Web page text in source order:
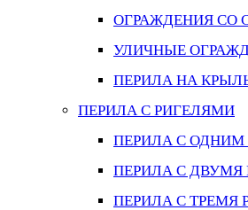
ОГРАЖДЕНИЯ СО
УЛИЧНЫЕ
ПЕРИЛА НА
ПЕРИЛА С РИГЕЛЯМИ
ПЕРИЛА С ОДНИМ
ПЕРИЛА С ДВУМЯ
ПЕРИЛА С ТРЕМЯ